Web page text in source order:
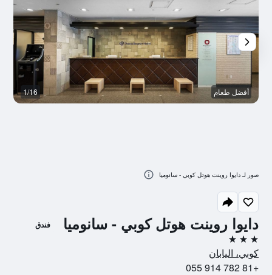
دايوا روينت هوتل كوبي - سانوميا فندق
3 نجوم
كوبي، اليابان
+81 782 914 055
أفضل طعام 1/16
صور لـ دايوا روينت هوتل كوبي - سانوميا